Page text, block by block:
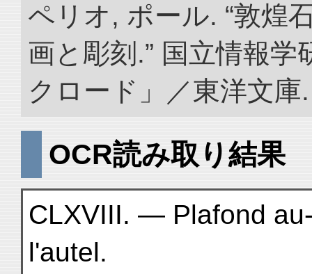
ペリオ, ポール. “敦煌
画と彫刻.” 国立情報
クロード」／東洋文
OCR読み取り結果
CLXVIII. — Plafond
l'autel.